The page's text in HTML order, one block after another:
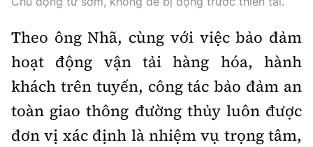
Tổng biên tập:Nguyễn Thị Hồng Nga
Phó Tổng biên tập:Nguyễn Sơn Tùng,
Nguyễn Đức Thắng, La Đức Hùng
Hotline:
0901 514 799
Quảng cáo và Phát hành:
0915 057 282
bandoc@baoxaydung.vn
Cấm sao chép dưới mọi hình thức nếu không có sự
Theo ông Nhã, cùng với việc bảo đảm
hoạt động vận tải hàng hóa, hành
khách trên tuyến, công tác bảo đảm an
toàn giao thông đường thủy luôn được
đơn vị xác định là nhiệm vụ trọng tâm,